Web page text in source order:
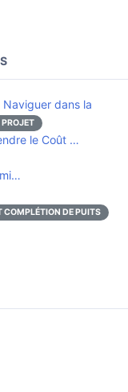
Naviguer dans la
le Coût …
COMPLÉTION DE PUITS